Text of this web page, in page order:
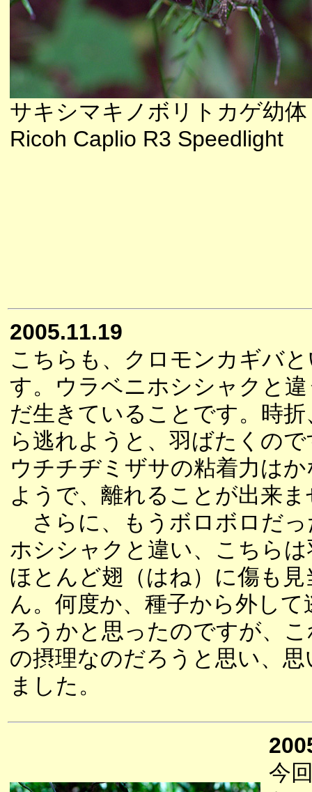
サキシマキノボリトカゲ幼体
Ricoh Caplio R3 Speedlight
2005.11.19
こちらも、クロモンカギバ
す。ウラベニホシシャクと
だ生きていることです。時
ら逃れようと、羽ばたくの
ウチチヂミザサの粘着力は
ようで、離れることが出来
さらに、もうボロボロだっ
ホシシャクと違い、こちら
ほとんど翅（はね）に傷も
ん。何度か、種子から外し
ろうかと思ったのですが、
の摂理なのだろうと思い、
ました。
今